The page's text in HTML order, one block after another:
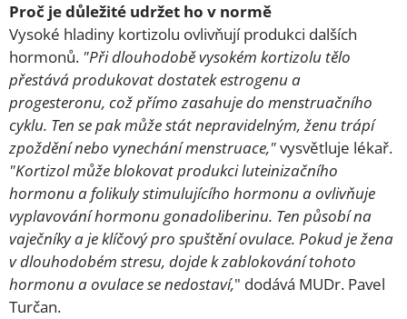
Proč je důležité udržet ho v normě
Vysoké hladiny kortizolu ovlivňují produkci dalších
hormonů. "Při dlouhodobě vysokém kortizolu tělo
přestává produkovat dostatek estrogenu a
progesteronu, což přímo zasahuje do menstruačního
cyklu. Ten se pak může stát nepravidelným, ženu trápí
zpoždění nebo vynechání menstruace,"vysvětluje lékař.
"Kortizol může blokovat produkci luteinizačního
hormonu a folikuly stimulujícího hormonu a ovlivňuje
vyplavování hormonu gonadoliberinu. Ten působí na
vaječníky a je klíčový pro spuštění ovulace. Pokud je žena
v dlouhodobém stresu, dojde k zablokování tohoto
hormonu a ovulace se nedostaví," dodává MUDr. Pavel
Turčan.